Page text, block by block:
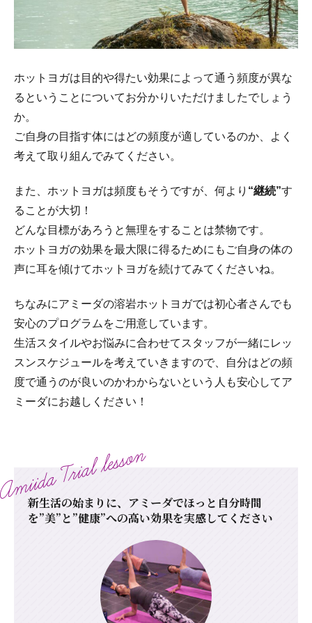
ホットヨガは目的や得たい効果によって通う頻度が異な
るということについてお分かりいただけましたでしょう
か。
ご自身の目指す体にはどの頻度が適しているのか、よく
考えて取り組んでみてください。
また、ホットヨガは頻度もそうですが、何より “継続”す
ることが大切！
どんな目標があろうと無理をすることは禁物です。
ホットヨガの効果を最大限に得るためにもご自身の体の
声に耳を傾けてホットヨガを続けてみてくださいね。
ちなみにアミーダの溶岩ホットヨガでは初心者さんでも
安心のプログラムをご用意しています。
生活スタイルやお悩みに合わせてスタッフが一緒にレッ
スンスケジュールを考えていきますので、自分はどの頻
度で通うのが良いのかわからないという人も安心してア
ミーダにお越しください！
新生活の始まりに、アミーダでほっと自分時間
を”美”と”健康”への高い効果を実感してください